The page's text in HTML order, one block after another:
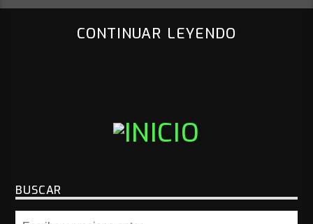
CONTINUAR LEYENDO
BUSCAR